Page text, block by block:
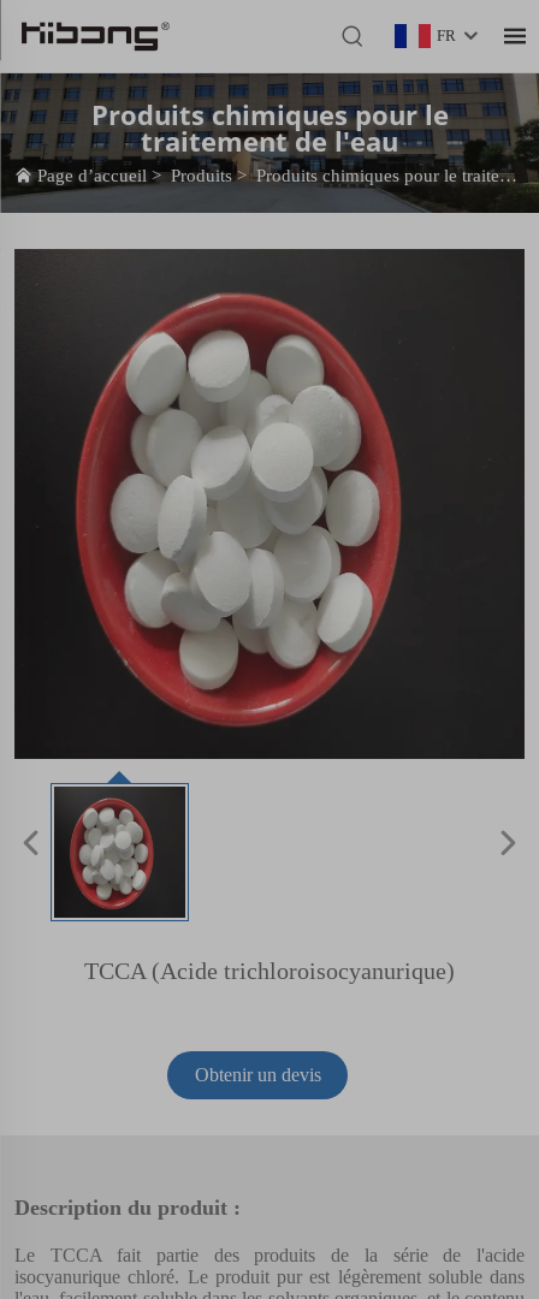
FR
Produits chimiques pour le
traitement de l'eau
Page d’accueil >Produits>Produits chimiques pour le traitement de l'eau
TCCA (Acide trichloroisocyanurique)
Obtenir un devis
Description du produit :
Le TCCA fait partie des produits de la série de l'acide
isocyanurique chloré. Le produit pur est légèrement soluble dans